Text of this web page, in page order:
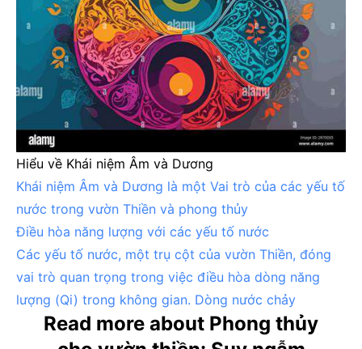
Hiểu về Khái niệm Âm và Dương
Khái niệm Âm và Dương là một Vai trò của các yếu tố
nước trong vườn Thiền và phong thủy
Điều hòa năng lượng với các yếu tố nước
Các yếu tố nước, một trụ cột của vườn Thiền, đóng
vai trò quan trọng trong việc điều hòa dòng năng
lượng (Qi) trong không gian. Dòng nước chảy
Read more about Phong thủy